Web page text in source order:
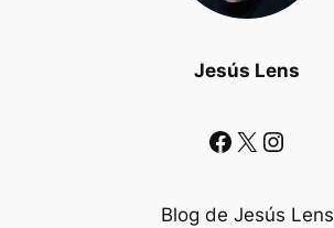
Jesús Lens
Facebook X Instagram
Blog de Jesús Lens